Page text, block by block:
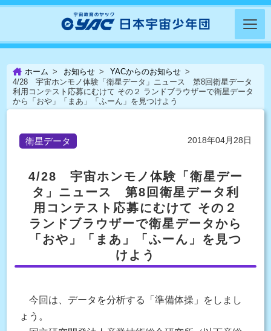
ホーム お知らせ
YACからのお知らせ
4/28 宇宙ホンモノ体験「衛星データ」ニュース 第8回衛星データ
利用コンテスト応募にむけて その２ ランドブラウザーで衛星データ
から「おや」「まあ」「ふーん」を見つけよう
衛星データ 2018年04月28日
4/28 宇宙ホンモノ体験「衛星デー
タ」ニュース 第8回衛星データ利
用コンテスト応募にむけて その２
ランドブラウザーで衛星データから
「おや」「まあ」「ふーん」を見つ
けよう
今回は、データを分析する「準備体操」をしまし
ょう。